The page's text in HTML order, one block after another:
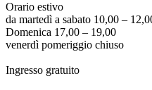
Orario estivo
da martedì a sabato 10,00 –
Domenica 17,00 – 19,00
venerdì pomeriggio chiuso
Ingresso gratuito